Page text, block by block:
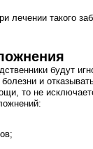
лечении такого
будут
и
то не